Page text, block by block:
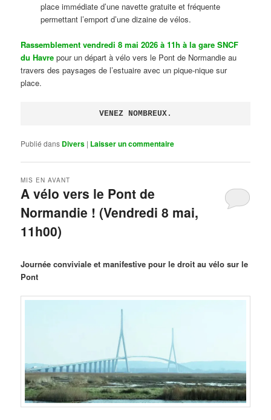
place immédiate d’une navette gratuite et fréquente
permettant l’emport d’une dizaine de vélos.
Rassemblement vendredi 8 mai 2026 à 11h à la gare SNCF
du Havre pour un départ à vélo vers le Pont de Normandie au
travers des paysages de l’estuaire avec un pique-nique sur
place.
VENEZ NOMBREUX.
Publié dans Divers | Laisser un commentaire
A vélo vers le Pont de
Normandie ! (Vendredi 8 mai,
11h00)
MIS EN AVANT
Journée conviviale et manifestive pour le droit au vélo sur le
Pont